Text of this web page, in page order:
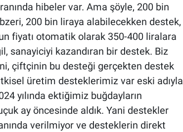
hibeler var. Ama şöyle, 200 bin
200 bin liraya alabilecekken destek,
fiyatı otomatik olarak 350-400 liralara
sanayiciyi kazandıran bir destek. Biz
çiftçinin bu desteği gerçekten destek
üretim desteklerimiz var eski adıyla
yılında ektiğimiz buğdayların
ay öncesinde aldık. Yani destekler
verilmiyor ve desteklerin direkt